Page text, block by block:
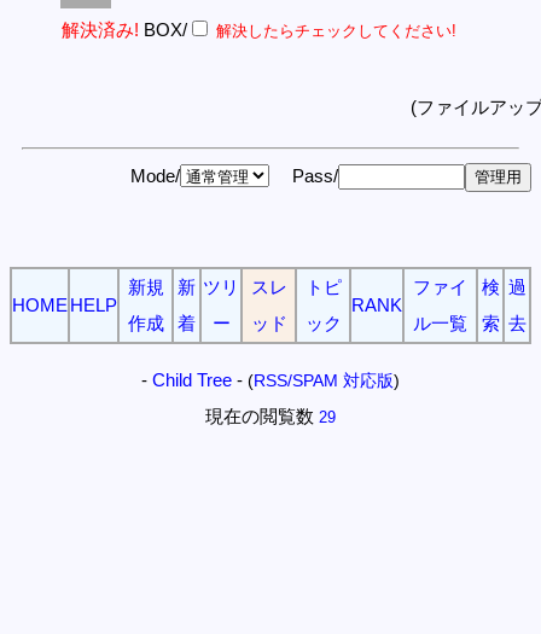
解決済み! BOX/ 解決したらチェックしてください!
(ファイルアッ
Mode/ Pass/
HOME HELP
新規
作成
新
着
ツリ
ー
スレ
ッド
トピ
ック
RANK
ファイ
ル一覧
検
索
過
去
- Child Tree - (RSS/SPAM 対応版)
現在の閲覧数 29